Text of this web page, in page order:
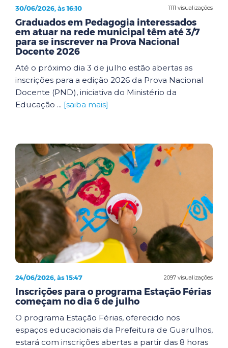
1111 visualizações
30/06/2026, às 16:10
Graduados em Pedagogia interessados
em atuar na rede municipal têm até 3/7
para se inscrever na Prova Nacional
Docente 2026
Até o próximo dia 3 de julho estão abertas as
inscrições para a edição 2026 da Prova Nacional
Docente (PND), iniciativa do Ministério da
Educação ... [saiba mais]
2097 visualizações
24/06/2026, às 15:47
Inscrições para o programa Estação Férias
começam no dia 6 de julho
O programa Estação Férias, oferecido nos
espaços educacionais da Prefeitura de Guarulhos,
estará com inscrições abertas a partir das 8 horas